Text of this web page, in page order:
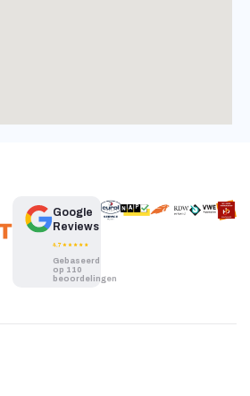
Google
Reviews
Gebaseerd
op 110
beoordelingen